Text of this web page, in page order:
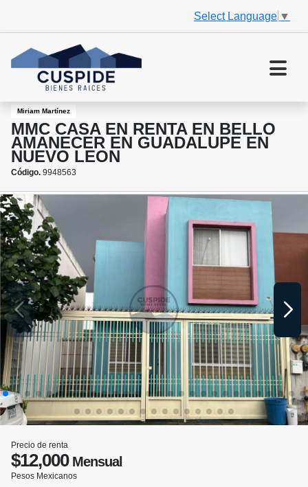
Select Language ▼
Miriam Martínez
MMC CASA EN RENTA EN BELLO
AMANECER EN GUADALUPE EN
NUEVO LEON
Código. 9948563
Precio de renta
$12,000Mensual
Pesos Mexicanos